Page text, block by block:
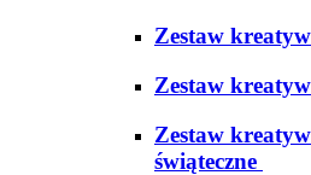
Zestaw
Zestaw
Zestaw
świąteczne